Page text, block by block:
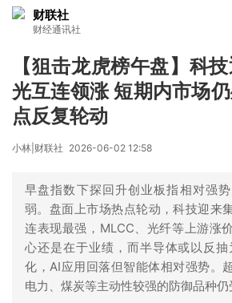
财联社
财经通讯社
【狙击龙虎榜午盘】科
光互连领涨 短期内市场
点反复轮动
小林|财联社 2026-06-02 12:58
早盘指数下探回升创业板指相对强
弱。盘面上市场热点轮动，科技迎来
连表现最强，MLCC、光纤等上游涨
心还是在于业绩，而半导体或以反
化，AI应用回落但智能体相对强势。
电力、煤炭等主动性较强的防御品种仍